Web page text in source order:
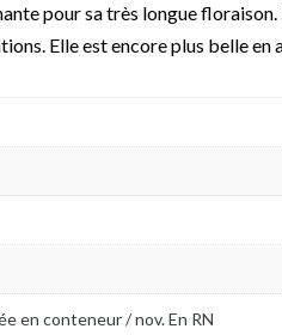
pour sa très longue floraison.
Elle est encore plus belle en
en conteneur / nov. En RN